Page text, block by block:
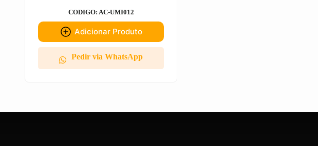
CODIGO: AC-UMI012
Adicionar Produto
Pedir via WhatsApp